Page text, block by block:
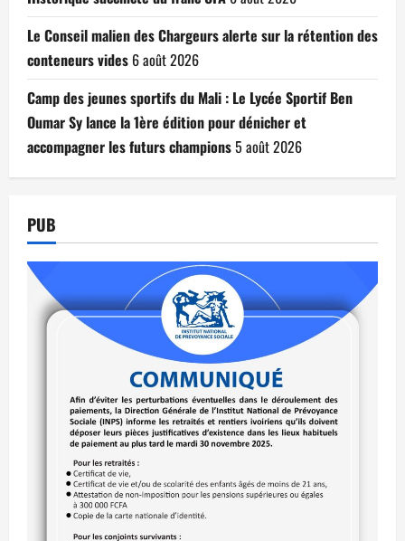
Le Conseil malien des Chargeurs alerte sur la rétention des
conteneurs vides 6 août 2026
Camp des jeunes sportifs du Mali : Le Lycée Sportif Ben
Oumar Sy lance la 1ère édition pour dénicher et
accompagner les futurs champions5 août 2026
PUB